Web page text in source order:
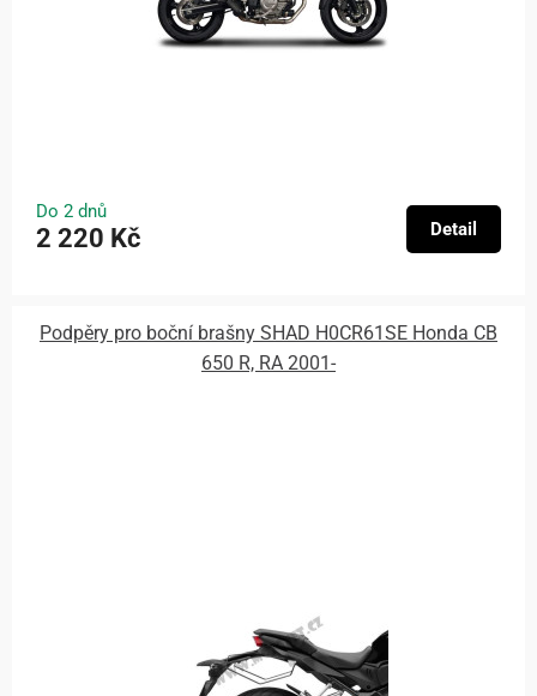
Do 2 dnů
2 220 Kč Detail
Podpěry pro boční brašny SHAD H0CR61SE Honda CB
650 R, RA 2001-